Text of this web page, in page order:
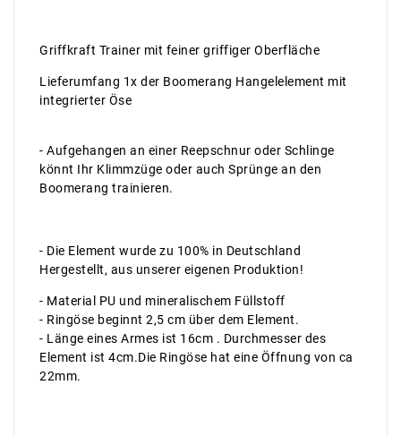
Griffkraft Trainer mit feiner griffiger Oberfläche
Lieferumfang 1x der Boomerang Hangelelement mit
integrierter Öse
- Aufgehangen an einer Reepschnur oder Schlinge
könnt Ihr Klimmzüge oder auch Sprünge an den
Boomerang trainieren.
- Die Element wurde zu 100% in Deutschland
Hergestellt, aus unserer eigenen Produktion!
- Material PU und mineralischem Füllstoff
- Ringöse beginnt 2,5 cm über dem Element.
- Länge eines Armes ist 16cm . Durchmesser des
Element ist 4cm.Die Ringöse hat eine Öffnung von ca
22mm.